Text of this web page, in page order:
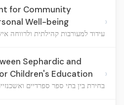
for Community
Well-being
עידוד למעורבות קהילתית ולרווחה
›
Sephardic and
Children's Education
בחירת בין בתי ספר ספרדיים
›